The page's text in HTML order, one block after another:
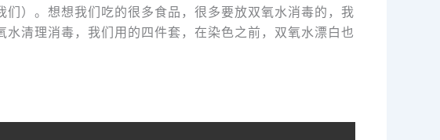
们）。想想我们吃的很多食品，很多要放双氧水消毒的，我
水清理消毒，我们用的四件套，在染色之前，双氧水漂白也